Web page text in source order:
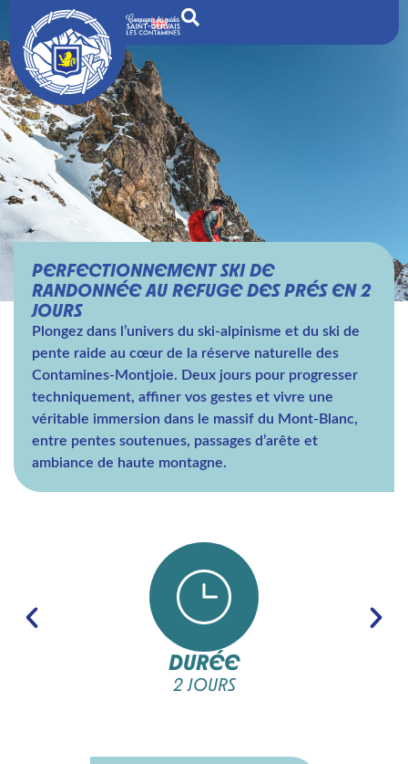
PERFECTIONNEMENT SKI DE
RANDONNÉE AU REFUGE DES PRÉS EN 2
JOURS
Plongez dans l’univers du ski-alpinisme et du ski de
pente raide au cœur de la réserve naturelle des
Contamines-Montjoie. Deux jours pour progresser
techniquement, affiner vos gestes et vivre une
véritable immersion dans le massif du Mont-Blanc,
entre pentes soutenues, passages d’arête et
ambiance de haute montagne.
DURÉE
2 JOURS